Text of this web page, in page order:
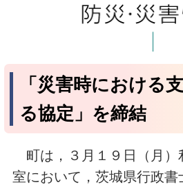
「災害時における
る協定」を締結
町は，３月１９日（月）
室において，茨城県行政